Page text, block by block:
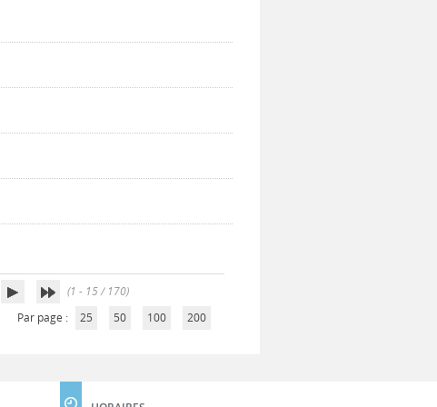
(1 - 15 / 170)
Par page :
25 50 100 200